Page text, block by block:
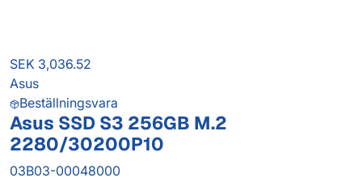
SEK 3,036.52
Asus
Beställningsvara
Asus SSD S3 256GB M.2
2280/30200P10
03B03-00048000